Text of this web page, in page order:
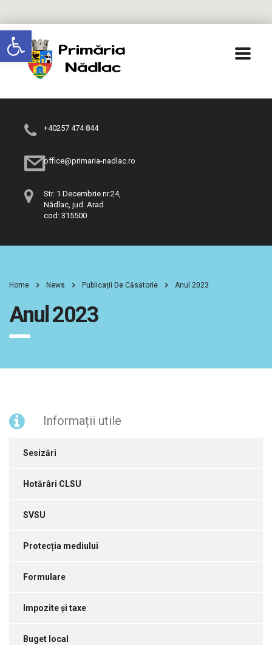
Deschide bara de unelte
+40257 474 844
office@primaria-nadlac.ro
Str. 1 Decembrie nr.24,
Nădlac, jud. Arad
cod: 315500
Home News Publicații De Căsătorie Anul 2023
Anul 2023
Informații utile
Sesizări
Hotărâri CLSU
SVSU
Protecția mediului
Formulare
Impozite și taxe
Buget local